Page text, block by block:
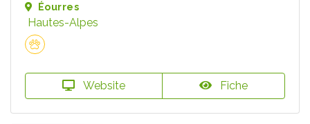
Éourres
Hautes-Alpes
Website Fiche